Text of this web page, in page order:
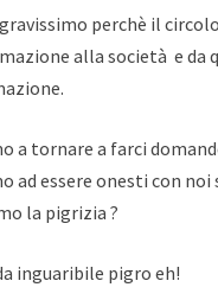
perchè il
alla società e da
a tornare a farci
ad essere onesti con noi
la pigrizia ?
inguaribile pigro eh!